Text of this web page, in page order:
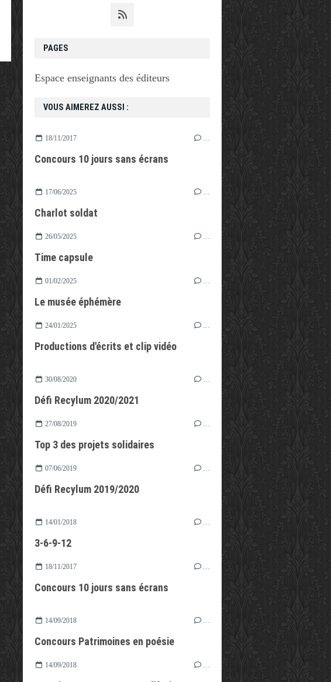
VOUS AIMEREZ AUSSI :
18/11/2017
Concours 10 jours sans écrans
17/06/2025
Charlot soldat
26/05/2025
Time capsule
01/02/2025
Le musée éphémère
24/01/2025
Productions d'écrits et clip vidéo
30/08/2020
Défi Recylum 2020/2021
27/08/2019
Top 3 des projets solidaires
07/06/2019
Défi Recylum 2019/2020
14/01/2018
3-6-9-12
18/11/2017
Concours 10 jours sans écrans
14/09/2018
Concours Patrimoines en poésie
14/09/2018
PAGES
Espace enseignants des éditeurs